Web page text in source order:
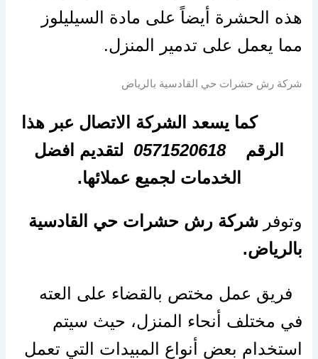
هذه الحشرة أيضاً على مادة السيليلوز
مما يعمل على تدمير المنزل.
شركة رش حشرات حي القادسية بالرياض
كما يسعد الشركة الاتصال عبر هذا
الرقم0571520618 لتقديم افضل
الخدمات لجميع عملائها.
وتوفرشركة رش حشرات حي القادسية
بالرياض.
فريق عمل مختص بالقضاء على العته
في مختلف أنحاء المنزل، حيث سيتم
استخدام بعض أنواع المبيدات التي تعمل